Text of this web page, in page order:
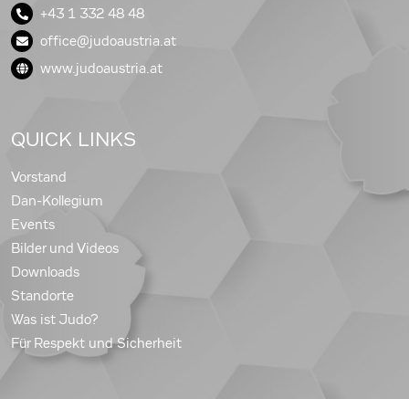
+43 1 332 48 48
office@judoaustria.at
www.judoaustria.at
QUICK LINKS
Vorstand
Dan-Kollegium
Events
Bilder und Videos
Downloads
Standorte
Was ist Judo?
Für Respekt und Sicherheit